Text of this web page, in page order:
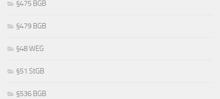
§475 BGB
§479 BGB
§48 WEG
§51 StGB
§536 BGB